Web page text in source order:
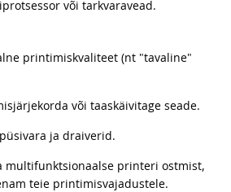
või tarkvaravead.
printimiskvaliteet (nt "tavaline"
või taaskäivitage seade.
ja draiverid.
multifunktsionaalse printeri ostmist,
teie printimisvajadustele.